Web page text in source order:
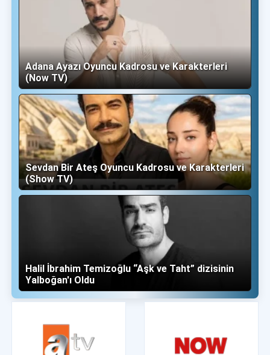
Adana Ayazı Oyuncu Kadrosu ve Karakterleri
(Now TV)
Sevdan Bir Ateş Oyuncu Kadrosu ve Karakterleri
(Show TV)
Halil İbrahim Temizoğlu “Aşk ve Taht” dizisinin
Yalboğan'ı Oldu